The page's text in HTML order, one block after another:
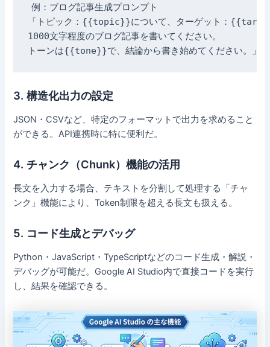
例：ブログ記事生成プロンプト
「トピック：{{topic}}について、ターゲット：
1000文字程度のブログ記事を書いてください。
3. 構造化出力の設定
JSON・CSVなど、特定のフォーマットで出力を求めること
ができる。API連携時に特に便利だ。
4. チャンク（Chunk）機能の活用
長文を入力する場合、テキストを分割して処理する「チャ
ンク」機能により、Token制限を超える長文も扱える。
5. コード生成とデバッグ
Python・JavaScript・TypeScriptなどのコード生成・解説・
デバッグが可能だ。Google AI Studio内で直接コードを実行
し、結果を確認できる。